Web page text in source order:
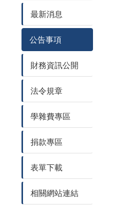
最新消息
公告事項
財務資訊公開
法令規章
學雜費專區
捐款專區
表單下載
相關網站連結